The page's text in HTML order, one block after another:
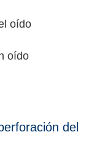
oído
oído
del